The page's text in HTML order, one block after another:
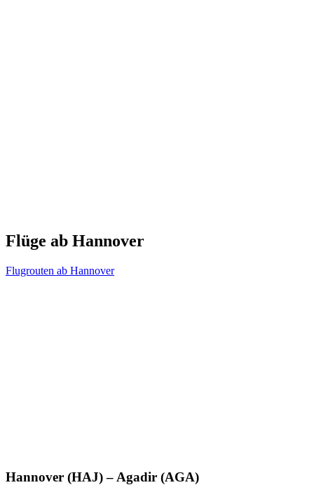
Flüge ab Hannover
Flugrouten ab Hannover
Hannover (HAJ) – Agadir (AGA)